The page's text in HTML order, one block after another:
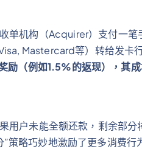
单机构（Acquirer）支付一笔
Mastercard等）转给发卡
励（例如1.5%的返现），其
用户未能全额还款，剩余部分
策略巧妙地激励了更多消费行